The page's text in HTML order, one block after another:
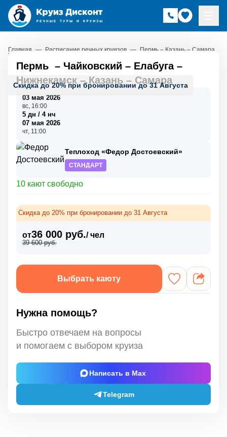
Главная — Расписание речных круизов — Пермь – Казань – Самара
Скидка до 20% при бронировании до 31 Августа
Пермь – Чайковский – Елабуга–
Нижнекамск –Казань – Самара
03 мая 2026
вс, 16:00
5 дн / 4 нч
07 мая 2026
чт, 11:00
Теплоход «Федор Достоевский»
СТАНДАРТ
10 кают свободно
Скидка до 20% при бронировании до 31 Августа
от36 000 руб./ чел
39 600 руб.
Выбрать каюту
Нужна помощь?
Быстро отвечаем на вопросы
и помогаем с выбором круиза
Написать в Max
Telegram